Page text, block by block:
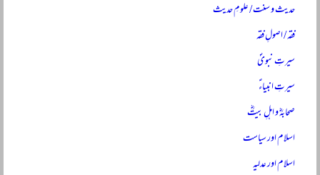
حدیث و سنت / علومِ حدیث
فقہ / اصولِ فقہ
سیرتِ نبویؐ
سیرتِ انبیاءؑ
صحابہؓ و اہلِ بیتؓ
اسلام اور سیاست
اسلام اور عدلیہ